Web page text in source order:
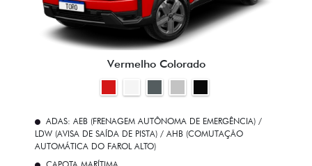
Vermelho Colorado
ADAS: AEB (FRENAGEM AUTÔNOMA DE EMERGÊNCIA) /
LDW (AVISA DE SAÍDA DE PISTA) / AHB (COMUTAÇÃO
AUTOMÁTICA DO FAROL ALTO)